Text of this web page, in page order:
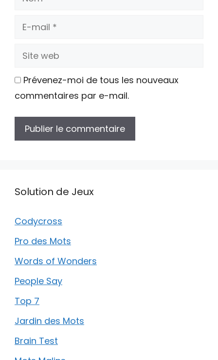
E-
Site
Prévenez-moi de tous les nouveaux
commentaires par e-mail.
Solution de Jeux
Codycross
Pro des Mots
Words of Wonders
People Say
Top 7
Jardin des Mots
Brain Test